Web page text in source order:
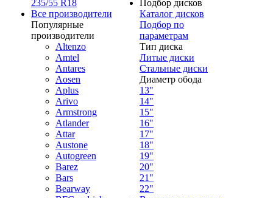
235/55 R18
Все производители
Популярные
производители
Altenzo
Amtel
Antares
Aosen
Aplus
Arivo
Armstrong
Atlander
Attar
Austone
Autogreen
Barez
Bars
Bearway
Подбор дисков
Каталог дисков
Подбор по
параметрам
Тип диска
Литые диски
Стальные диски
Диаметр обода
13"
14"
15"
16"
17"
18"
19"
20"
21"
22"